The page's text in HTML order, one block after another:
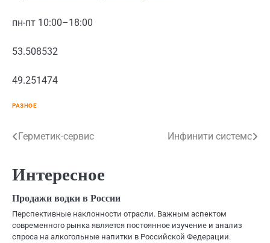
пн-пт 10:00–18:00
53.508532
49.251474
РАЗНОЕ
Навигация
записям
Герметик-сервис Инфинити системс
Интересное
Продажи водки в России
Перспективные наклонности отрасли. Важным аспектом
современного рынка является постоянное изучение и анализ
спроса на алкогольные напитки в Российской Федерации.